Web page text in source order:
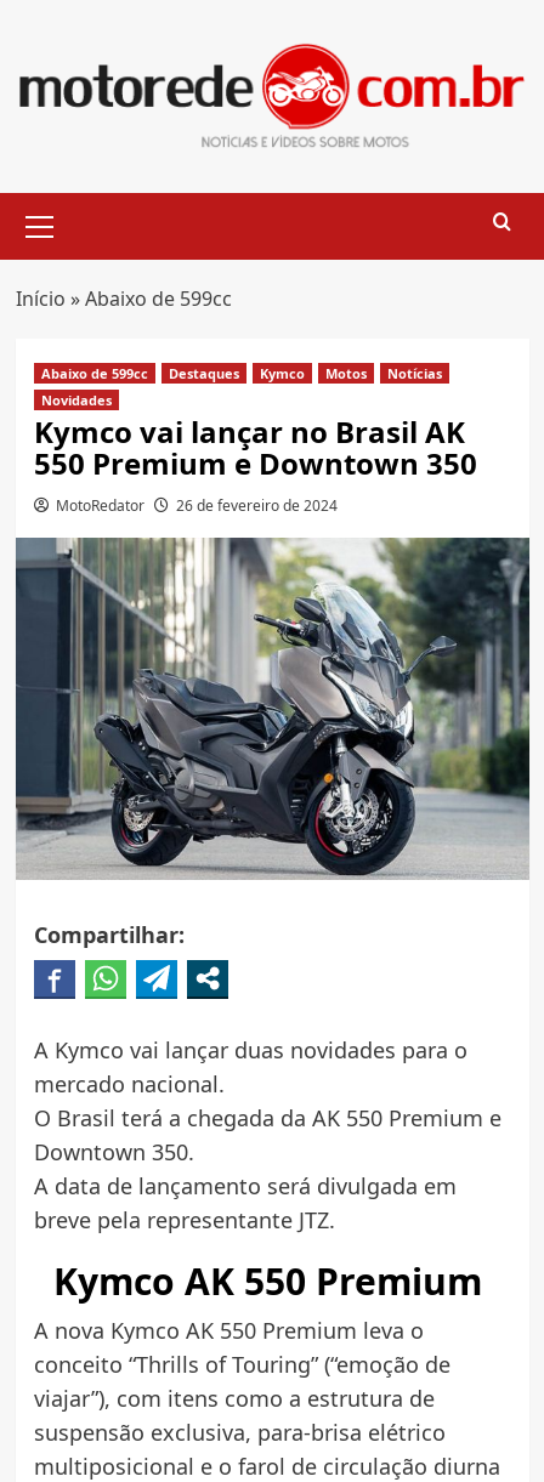
content
Menu
Início »Abaixo de 599cc
Abaixo de 599cc Destaques Kymco Motos
Notícias
Novidades
Kymco vai lançar no Brasil AK
550 Premium e Downtown 350
MotoRedator 26 de fevereiro de 2024
Compartilhar:
A Kymco vai lançar duas novidades para o
mercado nacional.
O Brasil terá a chegada da AK 550 Premium e
Downtown 350.
A data de lançamento será divulgada em
breve pela representante JTZ.
Kymco AK 550 Premium
A nova Kymco AK 550 Premium leva o
conceito “Thrills of Touring” (“emoção de
viajar”), com itens como a estrutura de
suspensão exclusiva, para-brisa elétrico
multiposicional e o farol de circulação diurna